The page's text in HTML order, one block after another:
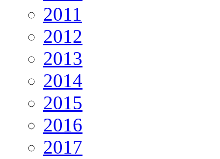
2011
2012
2013
2014
2015
2016
2017